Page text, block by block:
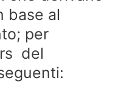
base al
per
del